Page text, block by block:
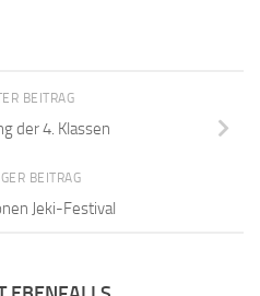
BEITRAG
der 4. Klassen
BEITRAG
Jeki-Festival